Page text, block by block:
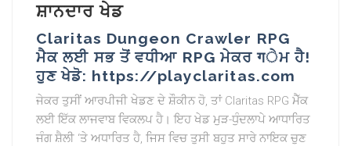
ਸ਼ਾਨਦਾਰ ਖੇਡ
Claritas Dungeon Crawler RPG
ਮੈਕ ਲਈ ਸਭ ਤੋਂ ਵਧੀਆ RPG ਮੇਕਰ गੇਮ ਹੈ!
ਹੁਣ ਖੇਡੋ: https://playclaritas.com
ਜੇਕਰ ਤੁਸੀਂ ਆਰਪੀਜੀ ਖੇਡਣ ਦੇ ਸ਼ੌਕੀਨ ਹੋ, ਤਾਂ Claritas RPG ਮੈੱਕ
ਲਈ ਇੱਕ ਲਾਜਵਾਬ ਵਿਕਲਪ ਹੈ। ਇਹ ਖੇਡ ਮੁੜ-ਧੁੰਦਲਾਪੇ ਆਧਾਰਿਤ
ਜੰਗ ਸ਼ੈਲੀ ‘ਤੇ ਅਧਾਰਿਤ ਹੈ, ਜਿਸ ਵਿਚ ਤੁਸੀ ਬਹੁਤ ਸਾਰੇ ਨਾਇਕ ਚੁਣ